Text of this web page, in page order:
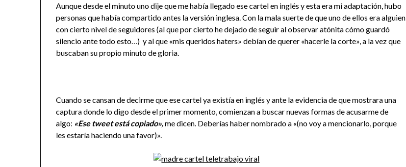
Aunque desde el minuto uno dije que me había llegado ese cartel en inglés y esta era mi adaptación, hubo
personas que había compartido antes la versión inglesa. Con la mala suerte de que uno de ellos era alguien
con cierto nivel de seguidores (al que por cierto he dejado de seguir al observar atónita cómo guardó
silencio ante todo esto…) y al que «mis queridos haters» debían de querer «hacerle la corte», a la vez que
buscaban su propio minuto de gloria.
Cuando se cansan de decirme que ese cartel ya existía en inglés y ante la evidencia de que mostrara una
captura donde lo digo desde el primer momento, comienzan a buscar nuevas formas de acusarme de
algo: «Ese tweet está copiado», me dicen. Deberías haber nombrado a «(no voy a mencionarlo, porque
les estaría haciendo una favor)».